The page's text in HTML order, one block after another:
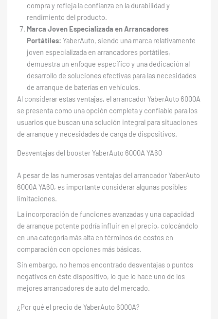
compra y refleja la confianza en la durabilidad y
rendimiento del producto.
Marca Joven Especializada en Arrancadores
Portátiles: YaberAuto, siendo una marca relativamente
joven especializada en arrancadores portátiles,
demuestra un enfoque específico y una dedicación al
desarrollo de soluciones efectivas para las necesidades
de arranque de baterías en vehículos.
Al considerar estas ventajas, el arrancador YaberAuto 6000A
se presenta como una opción completa y confiable para los
usuarios que buscan una solución integral para situaciones
de arranque y necesidades de carga de dispositivos.
Desventajas del booster YaberAuto 6000A ‎YA60
A pesar de las numerosas ventajas del arrancador YaberAuto
6000A ‎YA60, es importante considerar algunas posibles
limitaciones.
La incorporación de funciones avanzadas y una capacidad
de arranque potente podría influir en el precio, colocándolo
en una categoría más alta en términos de costos en
comparación con opciones más básicas.
Sin embargo, no hemos encontrado desventajas o puntos
negativos en éste dispositivo, lo que lo hace uno de los
mejores arrancadores de auto del mercado.
¿Por qué el precio de YaberAuto 6000A?